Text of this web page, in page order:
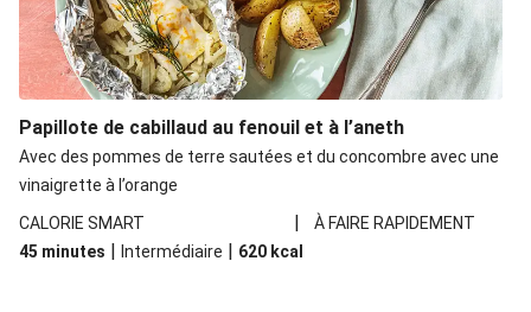
Papillote de cabillaud au fenouil et à l’aneth
Avec des pommes de terre sautées et du concombre avec une
vinaigrette à l’orange
CALORIE SMART
|
À FAIRE RAPIDEMENT
45 minutes | Intermédiaire | 620 kcal